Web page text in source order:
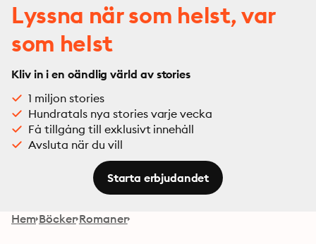
Lyssna när som helst, var
som helst
Kliv in i en oändlig värld av stories
1 miljon stories
Hundratals nya stories varje vecka
Få tillgång till exklusivt innehåll
Avsluta när du vill
Starta erbjudandet
Hem Böcker Romaner